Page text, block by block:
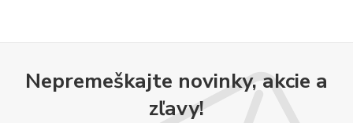
Nepremeškajte novinky, akcie a
zľavy!